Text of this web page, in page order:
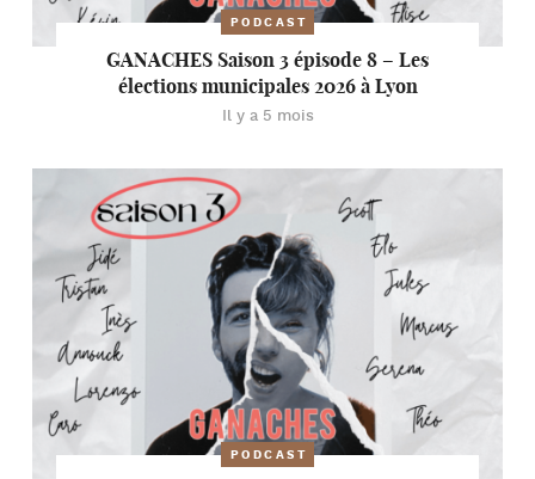
PODCAST
GANACHES Saison 3 épisode 8 – Les
élections municipales 2026 à Lyon
Il y a 5 mois
PODCAST